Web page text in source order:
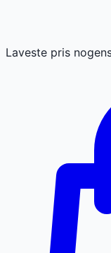
Laveste pris